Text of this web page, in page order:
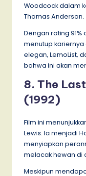
Woodcock dalam
Thomas Anderson.
Dengan rating 91%
menutup
elegan, LemoList,
bahwa ini akan
8. The
(1992)
Film ini
Lewis. Ia menjadi
menyiapkan
melacak hewan di
Meskipun